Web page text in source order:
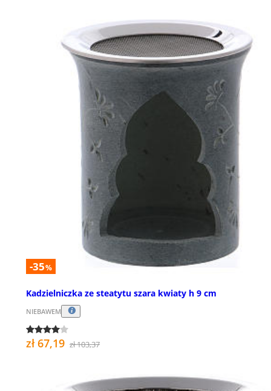
-35%
Kadzielniczka ze steatytu szara kwiaty h 9 cm
NIEBAWEM
zł 67,19 zł 103,37